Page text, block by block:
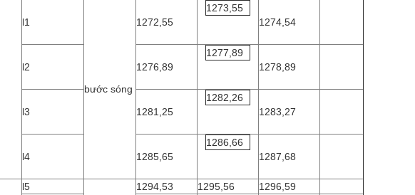
l1
bước sóng
1272,55
1273,55
1274,54
l2 1276,89
1277,89
1278,89
l3 1281,25
1282,26
1283,27
l4 1285,65
1286,66
1287,68
l5
1294,53 1295,56
1296,59